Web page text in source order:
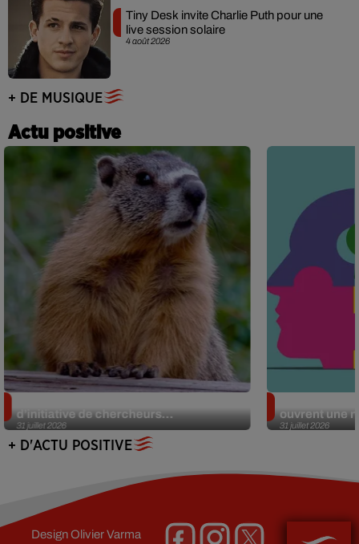
4 août 2026
Tiny Desk invite Charlie Puth pour une
live session solaire
+ DE MUSIQUE
Actu positive
31 juillet 2026
d’initiative de chercheurs...
31 juillet 2026
ouvrent une
+ D'ACTU POSITIVE
DesignOlivier Varma